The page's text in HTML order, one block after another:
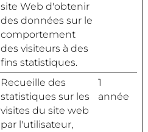
site Web d'obtenir
des données sur le
comportement
des visiteurs à des
fins statistiques.
Recueille des
statistiques sur les
visites du site web
par l'utilisateur,
1
année